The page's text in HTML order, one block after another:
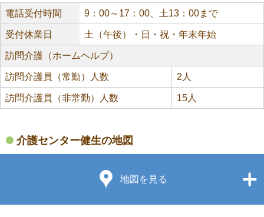
電話受付時間 9：00～17：00、土13：00まで
受付休業日 土（午後）・日・祝・年末年始
訪問介護（ホームヘルプ）
訪問介護員（常勤）人数 2人
訪問介護員（非常勤）人数 15人
介護センター健生の地図
地図を見る